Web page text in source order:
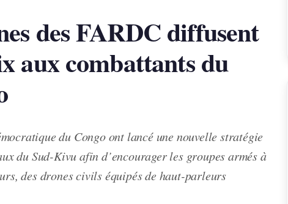
des FARDC diffusent
aux combattants du
du Congo ont lancé une nouvelle stratégie
du Sud-Kivu afin d’encourager les groupes armés à
des drones civils équipés de haut-parleurs